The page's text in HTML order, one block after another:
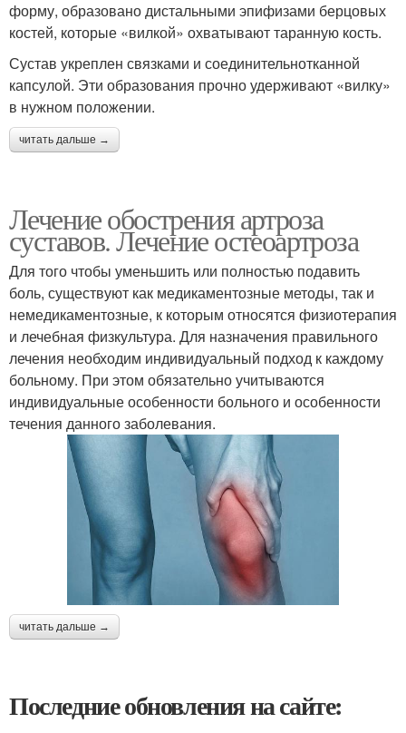
форму, образовано дистальными эпифизами берцовых
костей, которые «вилкой» охватывают таранную кость.
Сустав укреплен связками и соединительнотканной
капсулой. Эти образования прочно удерживают «вилку»
в нужном положении.
читать дальше →
Лечение обострения артроза
суставов. Лечение остеоартроза
Для того чтобы уменьшить или полностью подавить
боль, существуют как медикаментозные методы, так и
немедикаментозные, к которым относятся физиотерапия
и лечебная физкультура. Для назначения правильного
лечения необходим индивидуальный подход к каждому
больному. При этом обязательно учитываются
индивидуальные особенности больного и особенности
течения данного заболевания.
читать дальше →
Последние обновления на сайте: